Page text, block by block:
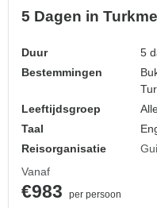
5 Dagen in
Duur
5
Bestemmingen
Leeftijdsgroep
Taal
Reisorganisatie
Vanaf
€983
per persoon